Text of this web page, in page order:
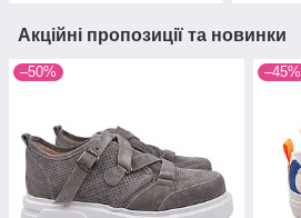
Акційні пропозиції та новинки
–50% –45%